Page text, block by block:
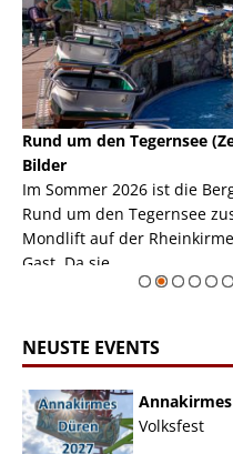
Rund um den Tegernsee
Bilder
Im Sommer 2026 ist die
Rund um den Tegernsee
Mondlift auf der
Gast. Da sie ...
NEUSTE EVENTS
Volksfest